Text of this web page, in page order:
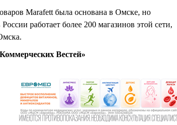
Marafett была основана в Омске, но
работает более 200 магазинов этой сети,
Вестей»